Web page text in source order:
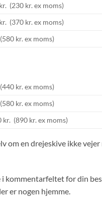
(230 kr. ex moms)
(370 kr. ex moms)
kr. ex moms)
kr. ex moms)
kr. ex moms)
kr. (890 kr. ex moms)
om en drejeskive ikke vejer
i kommentarfeltet for din
er nogen hjemme.